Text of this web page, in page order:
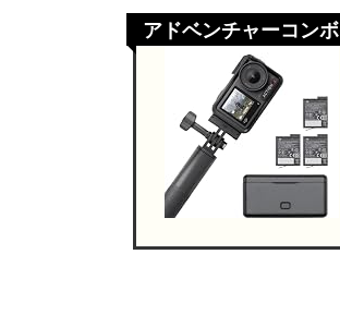
アドベンチャーコンボ